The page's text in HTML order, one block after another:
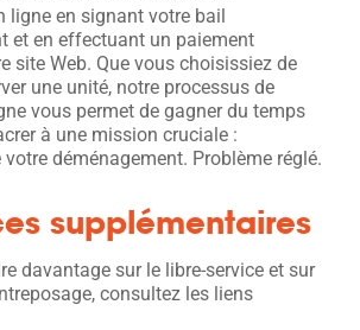
ligne en signant votre bail
et en effectuant un paiement
site Web. Que vous choisissiez de
une unité, notre processus de
vous permet de gagner du temps
à une mission cruciale :
votre déménagement. Problème réglé.
supplémentaires
davantage sur le libre-service et sur
consultez les liens